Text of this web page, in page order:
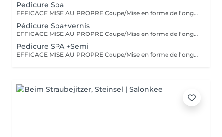
Pedicure Spa
EFFICACE MISE AU PROPRE Coupe/Mise en forme de l'ongle/retrait des cuticules/retrait des callosités/peeling/gommage/crème La pédicure classique est une pédicure simple complète et efficace elle est parfaite pour entretenir vos pieds tout au long de l'année.
Pédicure Spa+vernis
EFFICACE MISE AU PROPRE Coupe/Mise en forme de l'ongle/retrait des cuticules/retrait des callosités/peeling/gommage/crème La pédicure classique est une pédicure simple complète et efficace elle est parfaite pour entretenir vos pieds tout au long de l'année.
Pedicure SPA +Semi
EFFICACE MISE AU PROPRE Coupe/Mise en forme de l'ongle/retrait des cuticules/retrait des callosités/peeling/gommage/crème La pédicure classique est une pédicure simple complète et efficace elle est parfaite pour entretenir vos pieds tout au long de l'année.